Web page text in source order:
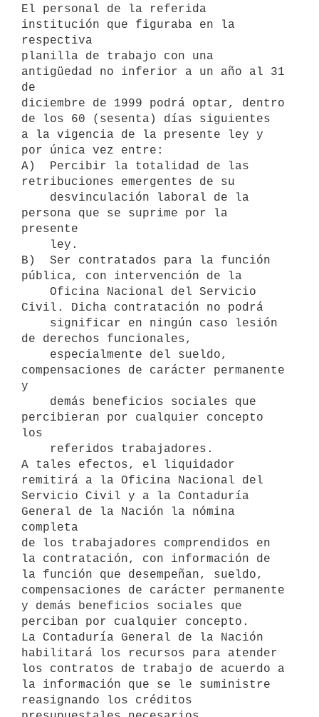
El personal de la referida
institución que figuraba en la
respectiva
planilla de trabajo con una
antigüedad no inferior a un año al 31
de
diciembre de 1999 podrá optar, dentro
de los 60 (sesenta) días siguientes
a la vigencia de la presente ley y
por única vez entre:
A)  Percibir la totalidad de las
retribuciones emergentes de su
persona que se suprime por la
presente
B)  Ser contratados para la función
pública, con intervención de la
Civil. Dicha contratación no podrá
de derechos funcionales,
compensaciones de carácter permanente
y
percibieran por cualquier concepto
los
A tales efectos, el liquidador
remitirá a la Oficina Nacional del
Servicio Civil y a la Contaduría
General de la Nación la nómina
completa
de los trabajadores comprendidos en
la contratación, con información de
la función que desempeñan, sueldo,
compensaciones de carácter permanente
y demás beneficios sociales que
perciban por cualquier concepto.
La Contaduría General de la Nación
habilitará los recursos para atender
los contratos de trabajo de acuerdo a
la información que se le suministre
reasignando los créditos